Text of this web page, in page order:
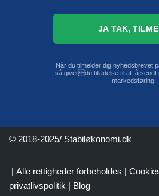
Når du tilmelder dig nyhedsbrevet
så giverdu tilladelse til at få sendt
markedsføring.
© 2018-2025/ Stabiløkonomi.dk
| Alle rettigheder forbeholdes |
privatlivspolitik | Blog